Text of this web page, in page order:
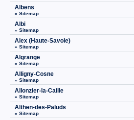
Albens
» Sitemap
Albi
» Sitemap
Alex (Haute-Savoie)
» Sitemap
Algrange
» Sitemap
Alligny-Cosne
» Sitemap
Allonzier-la-Caille
» Sitemap
Althen-des-Paluds
» Sitemap